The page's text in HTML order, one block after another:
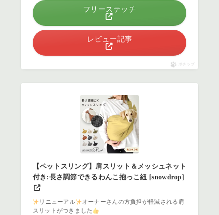
フリーステッチ
レビュー記事
ポチップ
【ペットスリング】肩スリット＆メッシュネット
付き:長さ調節できるわんこ抱っこ紐 [snowdrop]
リニューアル
オーナーさんの方負担が軽減される肩
スリットがつきました